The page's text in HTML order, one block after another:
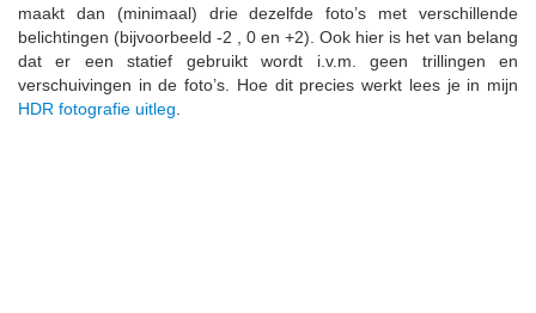
maakt dan (minimaal) drie dezelfde foto’s met verschillende
belichtingen (bijvoorbeeld -2 , 0 en +2). Ook hier is het van belang
dat er een statief gebruikt wordt i.v.m. geen trillingen en
verschuivingen in de foto’s. Hoe dit precies werkt lees je in mijn
HDR fotografie uitleg